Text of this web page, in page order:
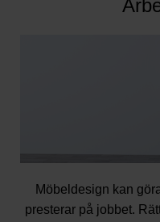
Möbeldesign kan
presterar på jobbet.